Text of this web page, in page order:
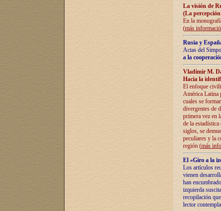
La visión de
(La
En la
(más
Rusia y
Actas del
a la
Vladímir M.
Hacia la
El enfoque
América Latina
cuales se
divergentes de
primera vez en
de la
siglos, se
peculiares y la
región (más
El «Giro a la
Los artículos
vienen
han
izquierda
recopilación
lector